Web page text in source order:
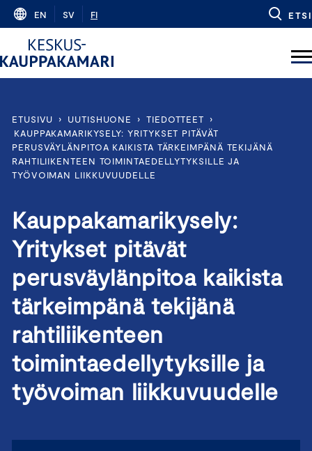
Skip
content
EN SV FI ETSI
ETUSIVU › UUTISHUONE › TIEDOTTEET
›
KAUPPAKAMARIKYSELY: YRITYKSET PITÄVÄT
PERUSVÄYLÄNPITOA KAIKISTA TÄRKEIMPÄNÄ TEKIJÄNÄ
RAHTILIIKENTEEN TOIMINTAEDELLYTYKSILLE JA
TYÖVOIMAN LIIKKUVUUDELLE
Kauppakamarikysely:
Yritykset pitävät
perusväylänpitoa kaikista
tärkeimpänä tekijänä
rahtiliikenteen
toimintaedellytyksille ja
työvoiman liikkuvuudelle